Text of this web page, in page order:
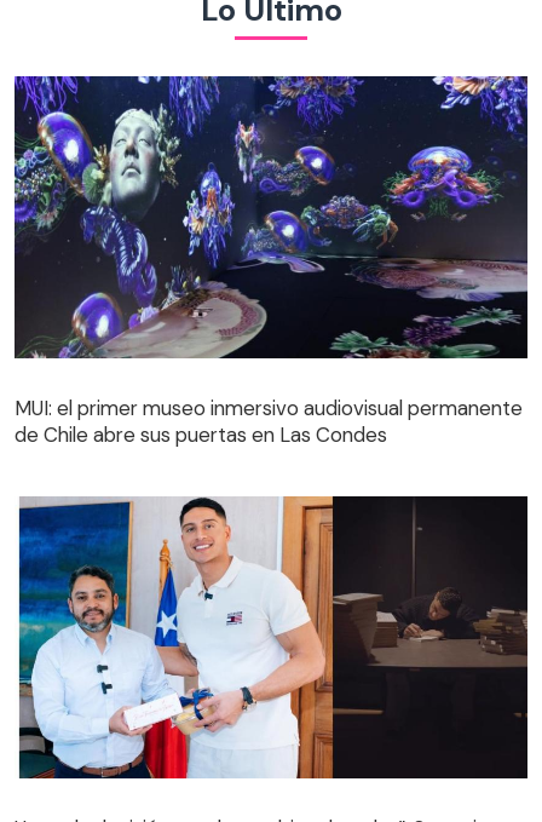
Lo Último
MUI: el primer museo inmersivo audiovisual permanente
de Chile abre sus puertas en Las Condes